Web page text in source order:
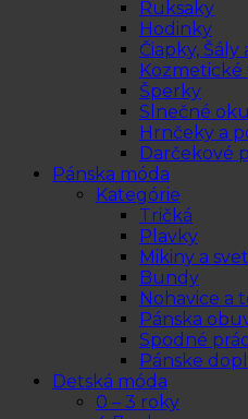
Ruksaky
Hodinky
Čiapky, Šály
Kozmetické
Šperky
Slnečné
Hrnčeky a
Darčekové
Pánska móda
Kategórie
Tričká
Plavky
Mikiny a
Bundy
Nohavice a
Pánska
Spodné
Pánske
Detská móda
0 – 3 roky